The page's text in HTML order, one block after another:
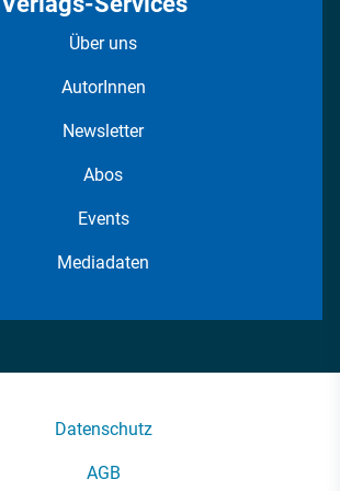
Über uns
AutorInnen
Newsletter
Abos
Events
Mediadaten
Datenschutz
AGB